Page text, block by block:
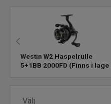
Trolling
Specimenfiske
Varumärken
Westin W2 Haspelrulle
5+1BB 2000FD (Finns i lager)